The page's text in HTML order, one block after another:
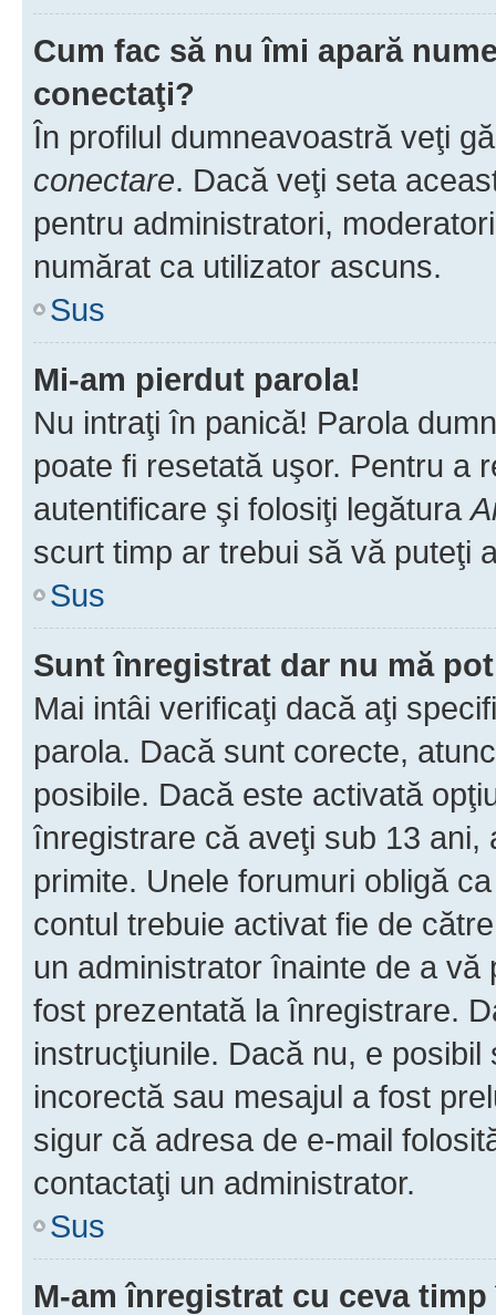
Cum fac să nu îmi apară
conectaţi?
În profilul dumneavoastră veţi
conectare. Dacă veţi seta
pentru administratori,
numărat ca utilizator ascuns.
Sus
Mi-am pierdut parola!
Nu intraţi în panică! Parola
poate fi resetată uşor. Pentru a
autentificare şi folosiţi legătura
scurt timp ar trebui să vă puteţi
Sus
Sunt înregistrat dar nu mă
Mai intâi verificaţi dacă aţi
parola. Dacă sunt corecte,
posibile. Dacă este activată
înregistrare că aveţi sub 13
primite. Unele forumuri obligă
contul trebuie activat fie de
un administrator înainte de a
fost prezentată la înregistrare.
instrucţiunile. Dacă nu, e
incorectă sau mesajul a fost
sigur că adresa de e-mail
contactaţi un administrator.
Sus
M-am înregistrat cu ceva